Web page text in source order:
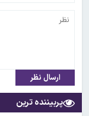
ارسال نظر
پربیننده ترین